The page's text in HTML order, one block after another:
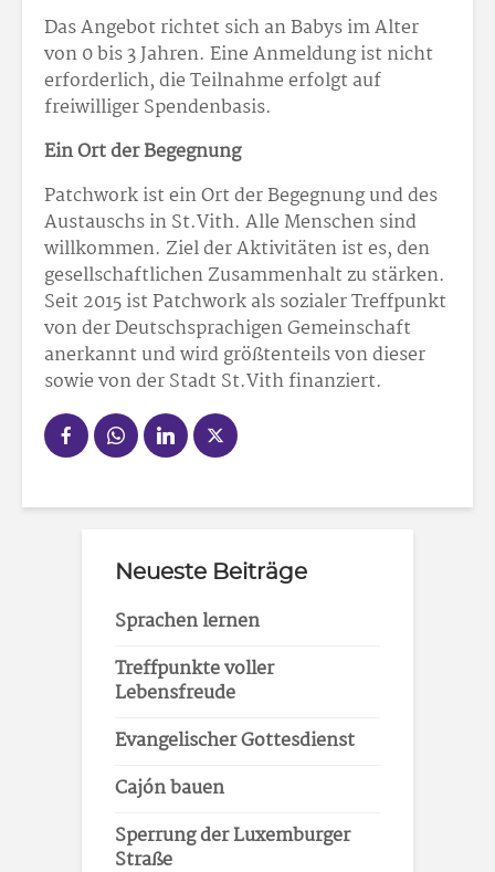
Das Angebot richtet sich an Babys im Alter
von 0 bis 3 Jahren. Eine Anmeldung ist nicht
erforderlich, die Teilnahme erfolgt auf
freiwilliger Spendenbasis.
Ein Ort der Begegnung
Patchwork ist ein Ort der Begegnung und des
Austauschs in St.Vith. Alle Menschen sind
willkommen. Ziel der Aktivitäten ist es, den
gesellschaftlichen Zusammenhalt zu stärken.
Seit 2015 ist Patchwork als sozialer Treffpunkt
von der Deutschsprachigen Gemeinschaft
anerkannt und wird größtenteils von dieser
sowie von der Stadt St.Vith finanziert.
Neueste Beiträge
Sprachen lernen
Treffpunkte voller
Lebensfreude
Evangelischer Gottesdienst
Cajón bauen
Sperrung der Luxemburger
Straße